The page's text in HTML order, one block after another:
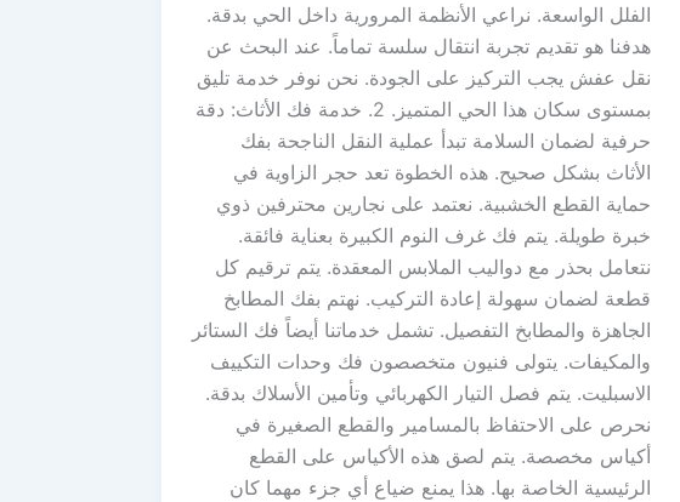
الفلل الواسعة. نراعي الأنظمة المرورية داخل الحي بدقة.
هدفنا هو تقديم تجربة انتقال سلسة تماماً. عند البحث عن
نقل عفش يجب التركيز على الجودة. نحن نوفر خدمة تليق
بمستوى سكان هذا الحي المتميز. 2. خدمة فك الأثاث: دقة
حرفية لضمان السلامة تبدأ عملية النقل الناجحة بفك
الأثاث بشكل صحيح. هذه الخطوة تعد حجر الزاوية في
حماية القطع الخشبية. نعتمد على نجارين محترفين ذوي
خبرة طويلة. يتم فك غرف النوم الكبيرة بعناية فائقة.
نتعامل بحذر مع دواليب الملابس المعقدة. يتم ترقيم كل
قطعة لضمان سهولة إعادة التركيب. نهتم بفك المطابخ
الجاهزة والمطابخ التفصيل. تشمل خدماتنا أيضاً فك الستائر
والمكيفات. يتولى فنيون متخصصون فك وحدات التكييف
الاسبليت. يتم فصل التيار الكهربائي وتأمين الأسلاك بدقة.
نحرص على الاحتفاظ بالمسامير والقطع الصغيرة في
أكياس مخصصة. يتم لصق هذه الأكياس على القطع
الرئيسية الخاصة بها. هذا يمنع ضياع أي جزء مهما كان